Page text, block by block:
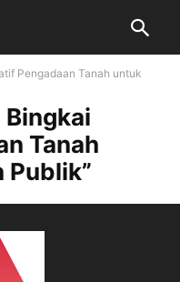
Pengadaan Tanah untuk
Tanah
Publik”